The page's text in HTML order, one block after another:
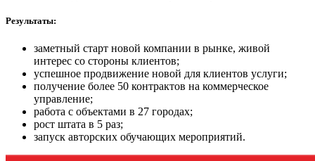
Результаты:
заметный старт новой компании в рынке, живой
интерес со стороны клиентов;
успешное продвижение новой для клиентов услуги;
получение более 50 контрактов на коммерческое
управление;
работа с объектами в 27 городах;
рост штата в 5 раз;
запуск авторских обучающих мероприятий.